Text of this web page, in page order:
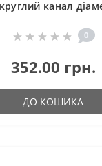
канал
0
352.00 грн.
ДО КОШИКА